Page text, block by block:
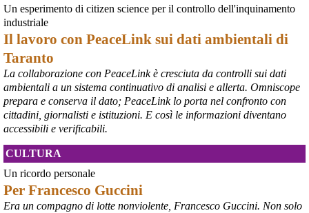
askanews.it/2026/08/05/ex-ilva
“Dal confronto con tutti gli attori e dai contributi raccolti il Governo
elaborerà, come concordato a Palazzo Chigi, un piano straordinario
per Taranto”, avrebbe detto il ministro Urso.
#Taranto #
@peacelink - 6/8/2026 21:50
corriereditaranto.it/2026/08/0
Aprendo i lavori, il ministro Urso ha sottolineato come il Governo
debba necessariamente prendere atto della decisione della Corte
d’Appello di Milano, ricordando che il provvedimento è già stato
inserito nella data room della procedura di vendita. “Alla luce del
nuovo scenario – ha spiegato – Jindal ha presentato una proposta
aggiornata sull’intero perimetro aziendale che tiene conto della
chiusura dell’area a caldo e che i commissari stanno valutando”.
#ILVA #Taranto
Un esperimento di citizen science per il controllo dell'inquinamento
industriale
Il lavoro con PeaceLink sui dati ambientali di
Taranto
La collaborazione con PeaceLink è cresciuta da controlli sui dati
ambientali a un sistema continuativo di analisi e allerta. Omniscope
prepara e conserva il dato; PeaceLink lo porta nel confronto con
cittadini, giornalisti e istituzioni. E così le informazioni diventano
accessibili e verificabili.
CULTURA
Un ricordo personale
Per Francesco Guccini
Era un compagno di lotte nonviolente, Francesco Guccini. Non solo